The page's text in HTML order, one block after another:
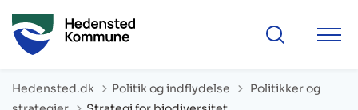
Hedensted.dk Politik og indflydelse Tilbage til
Politikker og